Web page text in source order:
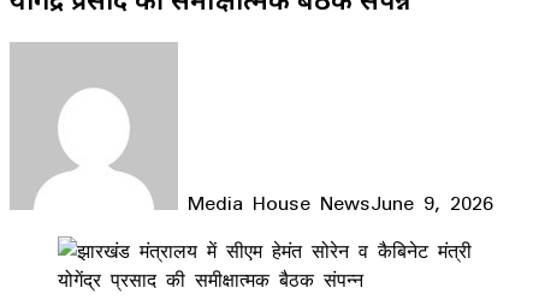
Media House NewsJune 9, 2026
Facebook
LinkedIn
WhatsApp
Telegram